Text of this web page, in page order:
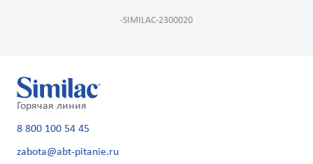
-SIMILAC-2300020
Горячая линия
8 800 100 54 45
zabota@abt-pitanie.ru